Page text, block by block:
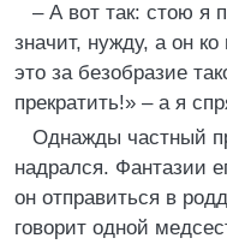
– А вот так: стою я
значит, нужду, а он
это за безобразие
прекратить!» – а я
Однажды частный
надрался. Фантазии
он отправиться в
говорит одной